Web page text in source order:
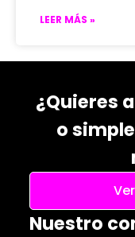
LEER MÁS »
¿Quieres
o
Nuestro